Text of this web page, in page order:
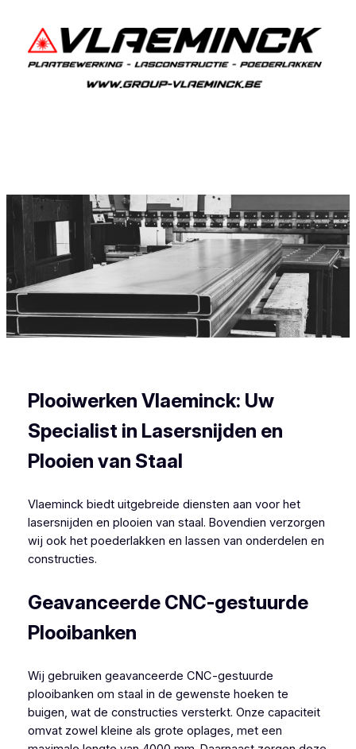
Plooiwerken Vlaeminck: Uw
Specialist in Lasersnijden en
Plooien van Staal
Vlaeminck biedt uitgebreide diensten aan voor het
lasersnijden en plooien van staal. Bovendien verzorgen
wij ook het poederlakken en lassen van onderdelen en
constructies.
Geavanceerde CNC-gestuurde
Plooibanken
Wij gebruiken geavanceerde CNC-gestuurde
plooibanken om staal in de gewenste hoeken te
buigen, wat de constructies versterkt. Onze capaciteit
omvat zowel kleine als grote oplages, met een